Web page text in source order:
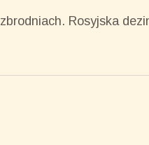
Rosyjska